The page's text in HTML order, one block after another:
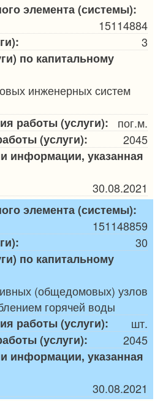
элемента (системы):
15114884
3
по капитальному
инженерных систем
работы (услуги):
пог.м.
(услуги):
2045
информации, указанная
30.08.2021
элемента (системы):
151148859
30
по капитальному
(общедомовых) узлов
горячей воды
работы (услуги):
шт.
(услуги):
2045
информации, указанная
30.08.2021